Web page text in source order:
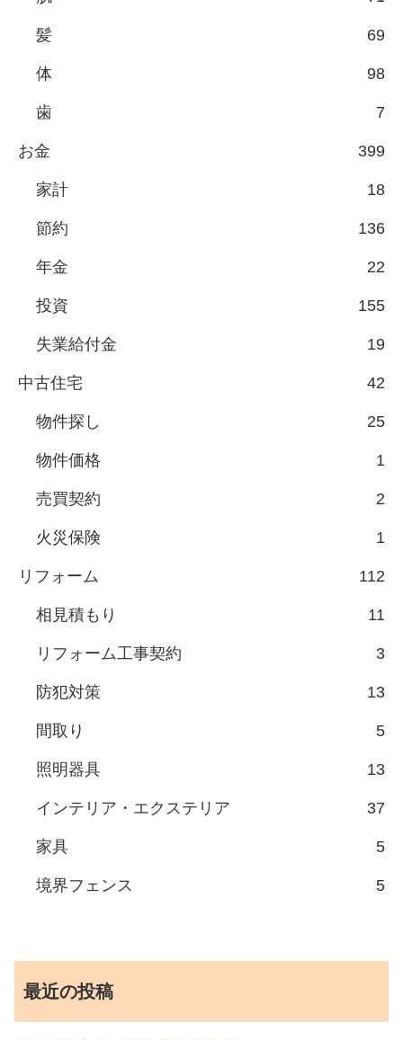
髪 69
体 98
歯 7
お金 399
家計 18
節約 136
年金 22
投資 155
失業給付金 19
中古住宅 42
物件探し 25
物件価格 1
売買契約 2
火災保険 1
リフォーム 112
相見積もり 11
リフォーム工事契約 3
防犯対策 13
間取り 5
照明器具 13
インテリア・エクステリア 37
家具 5
境界フェンス 5
最近の投稿